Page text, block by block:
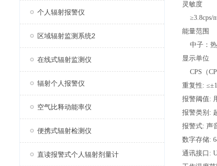
个人辐射报警仪
区域辐射监测系统2
在线式辐射监测仪
辐射个人报警仪
空气比释动能率仪
便携式辐射检测仪
直读报警式个人辐射剂量计
灵敏度
≥3.8cps/
能量范围
中子：热
显示单位
CPS（
重复性:
报警阈值:
报警类别:
报警式: 声
数字存储:
通讯接口: